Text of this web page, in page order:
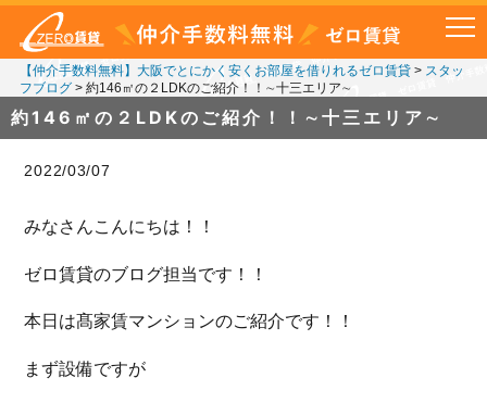
【仲介手数料無料】大阪でとにかく安くお部屋を借りれるゼロ賃貸> スタッ
フブログ> 約146㎡の２LDKのご紹介！！∼十三エリア∼
約146㎡の２LDKのご紹介！！∼十三エリア∼
2022/03/07
みなさんこんにちは！！
ゼロ賃貸のブログ担当です！！
本日は髙家賃マンションのご紹介です！！
まず設備ですが